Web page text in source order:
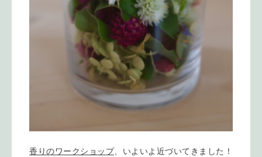
香りのワークショップ、いよいよ近づいてきました！